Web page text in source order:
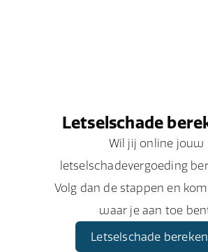
Letselschade
Wil jij online jouw
letselschadevergoeding
Volg dan de stappen en
waar je aan toe
Letselschade